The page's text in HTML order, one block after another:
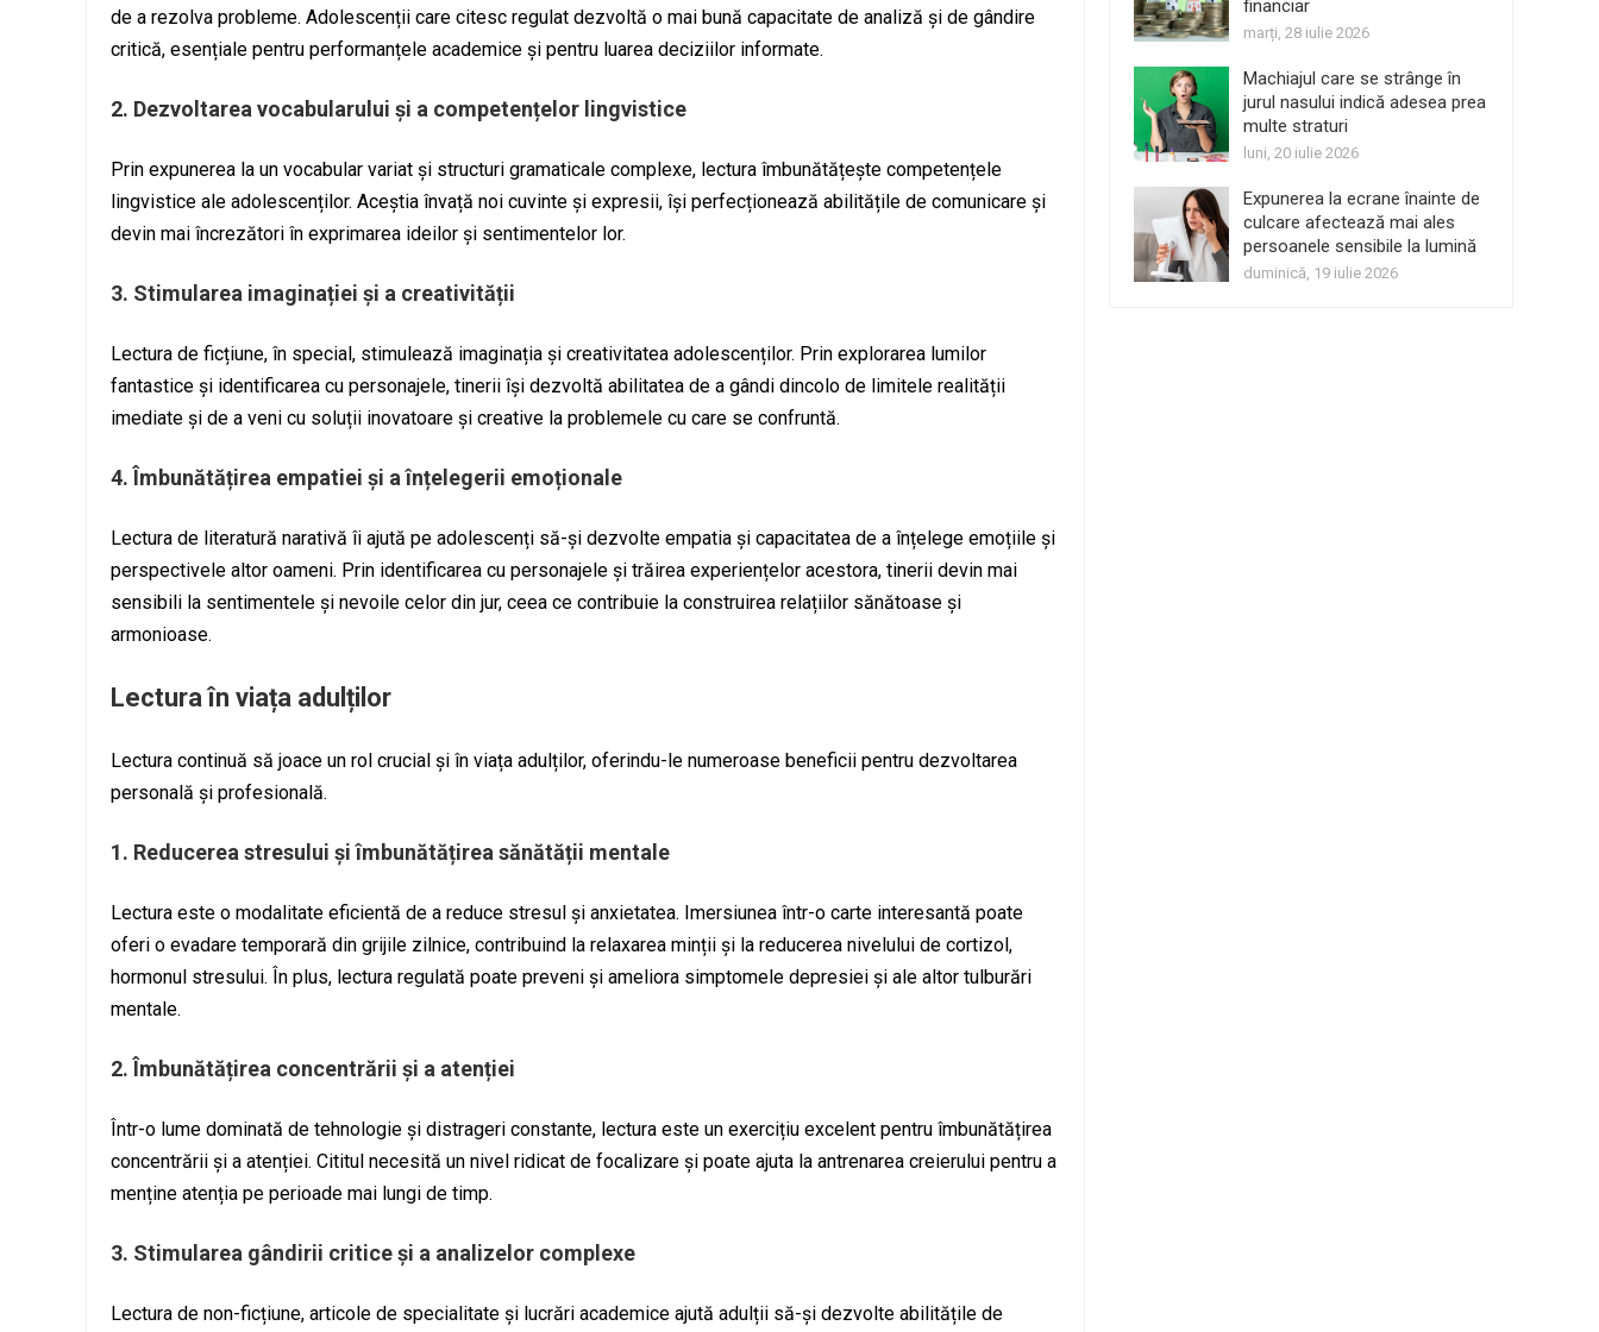
de a rezolva probleme. Adolescenții care citesc regulat dezvoltă o mai bună capacitate de analiză și de gândire
critică, esențiale pentru performanțele academice și pentru luarea deciziilor informate.
2. Dezvoltarea vocabularului și a competențelor lingvistice
Prin expunerea la un vocabular variat și structuri gramaticale complexe, lectura îmbunătățește competențele
lingvistice ale adolescenților. Aceștia învață noi cuvinte și expresii, își perfecționează abilitățile de comunicare și
devin mai încrezători în exprimarea ideilor și sentimentelor lor.
3. Stimularea imaginației și a creativității
Lectura de ficțiune, în special, stimulează imaginația și creativitatea adolescenților. Prin explorarea lumilor
fantastice și identificarea cu personajele, tinerii își dezvoltă abilitatea de a gândi dincolo de limitele realității
imediate și de a veni cu soluții inovatoare și creative la problemele cu care se confruntă.
4. Îmbunătățirea empatiei și a înțelegerii emoționale
Lectura de literatură narativă îi ajută pe adolescenți să-și dezvolte empatia și capacitatea de a înțelege emoțiile și
perspectivele altor oameni. Prin identificarea cu personajele și trăirea experiențelor acestora, tinerii devin mai
sensibili la sentimentele și nevoile celor din jur, ceea ce contribuie la construirea relațiilor sănătoase și
armonioase.
Lectura în viața adulților
Lectura continuă să joace un rol crucial și în viața adulților, oferindu-le numeroase beneficii pentru dezvoltarea
personală și profesională.
1. Reducerea stresului și îmbunătățirea sănătății mentale
Lectura este o modalitate eficientă de a reduce stresul și anxietatea. Imersiunea într-o carte interesantă poate
oferi o evadare temporară din grijile zilnice, contribuind la relaxarea minții și la reducerea nivelului de cortizol,
hormonul stresului. În plus, lectura regulată poate preveni și ameliora simptomele depresiei și ale altor tulburări
mentale.
2. Îmbunătățirea concentrării și a atenției
Într-o lume dominată de tehnologie și distrageri constante, lectura este un exercițiu excelent pentru îmbunătățirea
concentrării și a atenției. Cititul necesită un nivel ridicat de focalizare și poate ajuta la antrenarea creierului pentru a
menține atenția pe perioade mai lungi de timp.
3. Stimularea gândirii critice și a analizelor complexe
Lectura de non-ficțiune, articole de specialitate și lucrări academice ajută adulții să-și dezvolte abilitățile de
financiar
marți, 28 iulie 2026
Machiajul care se strânge în
jurul nasului indică adesea prea
multe straturi
luni, 20 iulie 2026
Expunerea la ecrane înainte de
culcare afectează mai ales
persoanele sensibile la lumină
duminică, 19 iulie 2026